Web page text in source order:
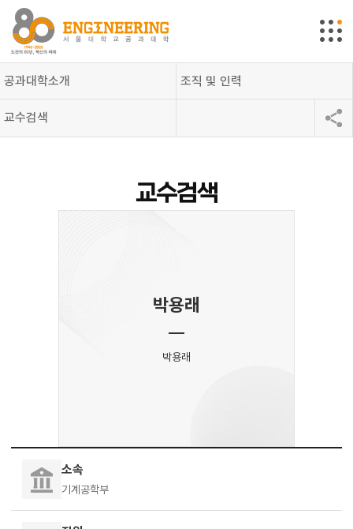
공과대학소개 조직 및 인력
교수검색
교수검색
박용래
박용래
소속
기계공학부